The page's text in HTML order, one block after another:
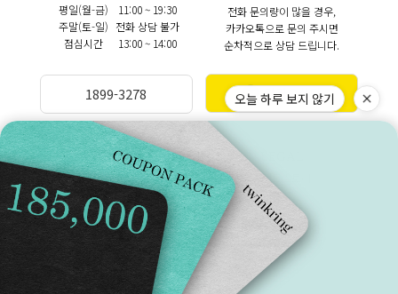
평일(월-금)
주말(토-일)
점심시간
11:00 ~ 19:30
전화 상담 불가
13:00 ~ 14:00
1899-3278
전화 문의량이 많을 경우,
카카오톡으로 문의 주시면
순차적으로 상담 드립니다.
카카오상담
BANKINFO
예금주 (주)트윈클링
국민 270901-04-208303
브랜드스토리
이용약관
이용안내
개인정보처리방침
오늘 하루 보지 않기